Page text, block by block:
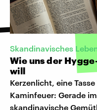
Skandinavisches
Wie uns der
will
Kerzenlicht, eine
Kaminfeuer: Gerade
skandinavische